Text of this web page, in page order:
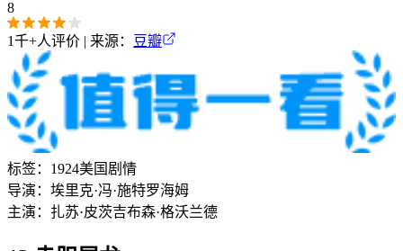
8
1千+人评价 | 来源： 豆瓣
标签： 1924美国 剧情
导演： 埃里克·冯·施特罗海姆
主演： 扎苏·皮茨吉布森·格沃兰德